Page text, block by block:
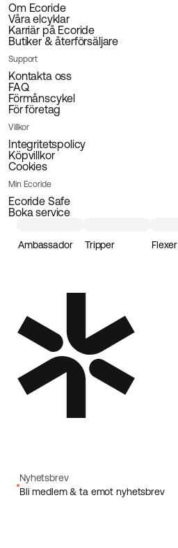
Om Ecoride
Våra elcyklar
Karriär på Ecoride
Butiker & återförsäljare
Support
Kontakta oss
FAQ
Förmånscykel
För företag
Villkor
Integritetspolicy
Köpvillkor
Cookies
Min Ecoride
Ecoride Safe
Boka service
Ambassador Tripper Flexer
Nyhetsbrev
Bli medlem & ta emot nyhetsbrev